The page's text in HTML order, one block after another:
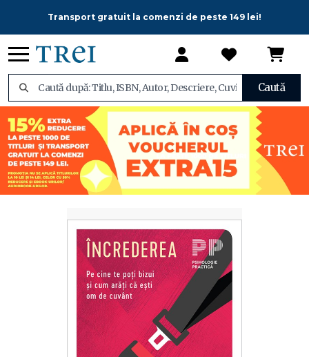
Transport gratuit la comenzi de peste 149 lei!
Caută